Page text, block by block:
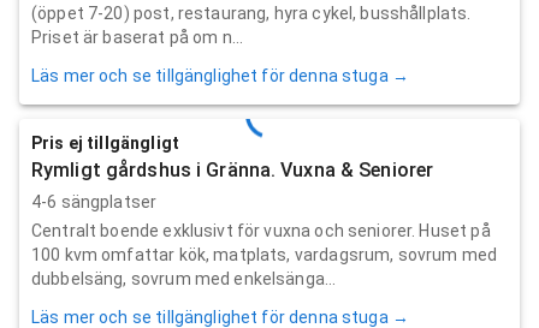
(öppet 7-20) post, restaurang, hyra cykel, busshållplats.
Priset är baserat på om n...
Läs mer och se tillgänglighet för denna stuga →
Pris ej tillgängligt
Rymligt gårdshus i Gränna. Vuxna & Seniorer
4-6 sängplatser
Centralt boende exklusivt för vuxna och seniorer. Huset på
100 kvm omfattar kök, matplats, vardagsrum, sovrum med
dubbelsäng, sovrum med enkelsänga...
Läs mer och se tillgänglighet för denna stuga →